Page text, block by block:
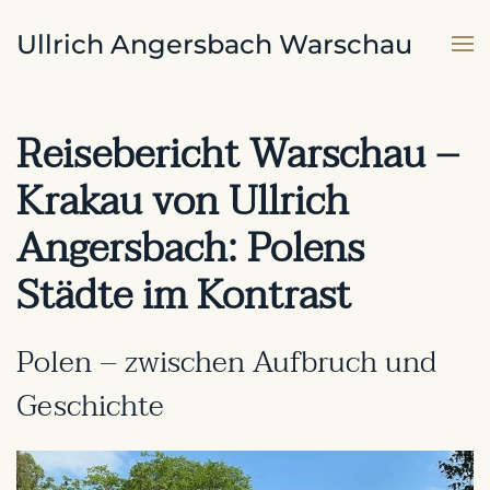
Skip to main content
Ullrich Angersbach Warschau
Reisebericht Warschau –
Krakau von Ullrich
Angersbach: Polens
Städte im Kontrast
Polen – zwischen Aufbruch und
Geschichte